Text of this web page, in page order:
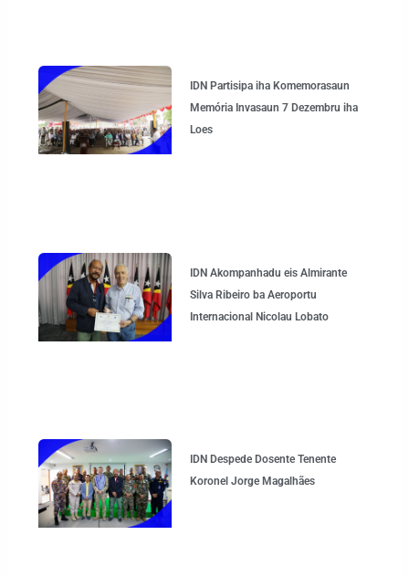
IDN Partisipa iha Komemorasaun
Memória Invasaun 7 Dezembru iha
Loes
IDN Akompanhadu eis Almirante
Silva Ribeiro ba Aeroportu
Internacional Nicolau Lobato
IDN Despede Dosente Tenente
Koronel Jorge Magalhães